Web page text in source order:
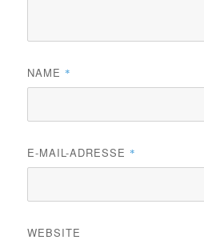
NAME *
E-MAIL-ADRESSE *
WEBSITE